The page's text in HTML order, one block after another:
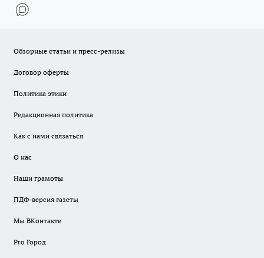
Обзорные статьи и пресс-релизы
Договор оферты
Политика этики
Редакционная политика
Как с нами связаться
О нас
Наши грамоты
ПДФ-версия газеты
Мы ВКонтакте
Pro Город